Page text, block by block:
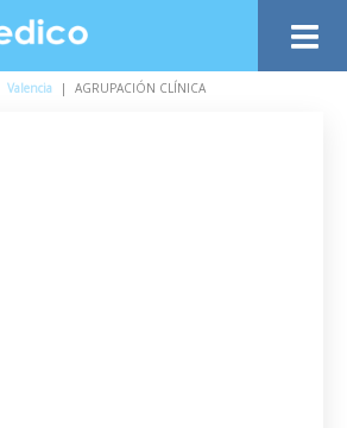
Valencia | AGRUPACIÓN CLÍNICA